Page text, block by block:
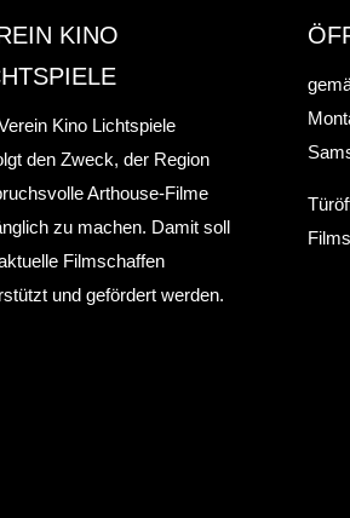
KINO
Kino Lichtspiele
den Zweck, der Region
Arthouse-Filme
zu machen. Damit soll
Filmschaffen
und gefördert werden.